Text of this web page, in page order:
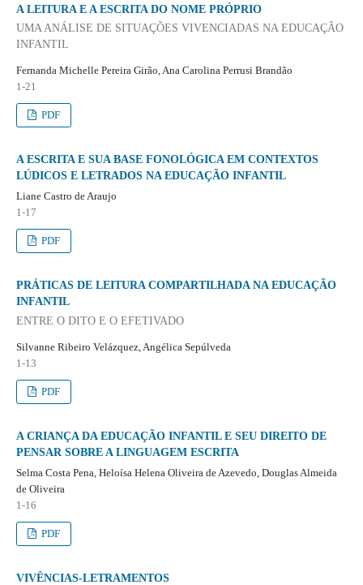
A LEITURA E A ESCRITA DO NOME PRÓPRIO
UMA ANÁLISE DE SITUAÇÕES VIVENCIADAS NA EDUCAÇÃO
INFANTIL
Fernanda Michelle Pereira Girão, Ana Carolina Perrusi Brandão
1-21
PDF
A ESCRITA E SUA BASE FONOLÓGICA EM CONTEXTOS
LÚDICOS E LETRADOS NA EDUCAÇÃO INFANTIL
Liane Castro de Araujo
1-17
PDF
PRÁTICAS DE LEITURA COMPARTILHADA NA EDUCAÇÃO
INFANTIL
ENTRE O DITO E O EFETIVADO
Silvanne Ribeiro Velázquez, Angélica Sepúlveda
1-13
PDF
A CRIANÇA DA EDUCAÇÃO INFANTIL E SEU DIREITO DE
PENSAR SOBRE A LINGUAGEM ESCRITA
Selma Costa Pena, Heloísa Helena Oliveira de Azevedo, Douglas Almeida
de Oliveira
1-16
PDF
VIVÊNCIAS-LETRAMENTOS